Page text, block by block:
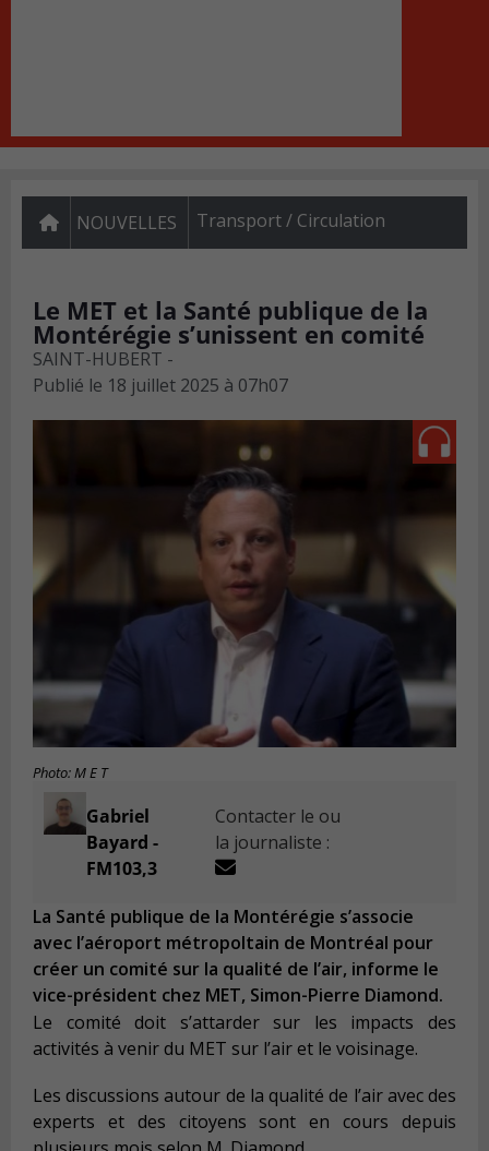
NOUVELLES Transport / Circulation
Le MET et la Santé publique de la
Montérégie s’unissent en comité
SAINT-HUBERT -
Publié le 18 juillet 2025 à 07h07
Photo: M E T
Gabriel
Bayard -
FM103,3
Contacter le ou
la journaliste :
La Santé publique de la Montérégie s’associe
avec l’aéroport métropoltain de Montréal pour
créer un comité sur la qualité de l’air, informe le
vice-président chez MET, Simon-Pierre Diamond.
Le comité doit s’attarder sur les impacts des
activités à venir du MET sur l’air et le voisinage.
Les discussions autour de la qualité de l’air avec des
experts et des citoyens sont en cours depuis